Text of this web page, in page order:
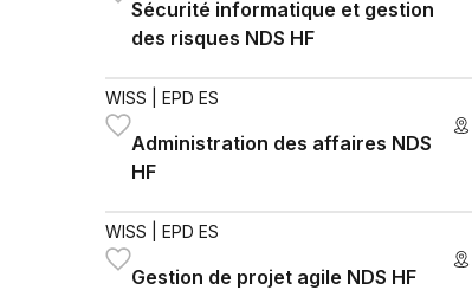
Sécurité informatique et gestion
des risques NDS HF
WISS | EPD ES
Administration des affaires NDS
HF
WISS | EPD ES
Gestion de projet agile NDS HF